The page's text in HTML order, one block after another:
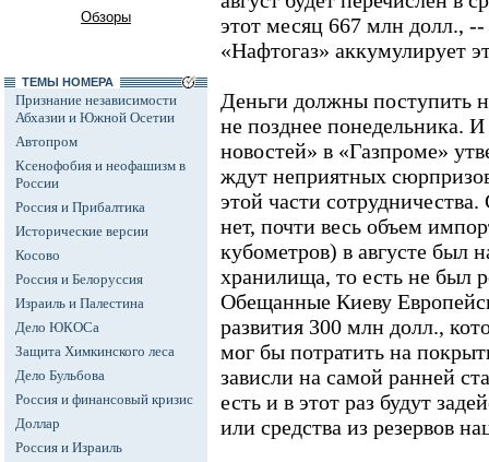
Обзоры
ТЕМЫ НОМЕРА
Признание независимости
Абхазии и Южной Осетии
Автопром
Ксенофобия и неофашизм в
России
Россия и Прибалтика
Исторические версии
Косово
Россия и Белоруссия
Израиль и Палестина
Дело ЮКОСа
Защита Химкинского леса
Дело Бульбова
Россия и финансовый кризис
Доллар
Россия и Израиль
этот месяц 667 млн долл.,
«Нафтогаз» аккумулирует
Деньги должны поступить
не позднее понедельника.
новостей» в «Газпроме»
ждут неприятных
этой части
нет, почти весь объем
кубометров) в августе был
хранилища, то есть не был
Обещанные Киеву
развития 300 млн долл.,
мог бы потратить на
зависли на самой ранней
есть и в этот раз будут
или средства из резервов